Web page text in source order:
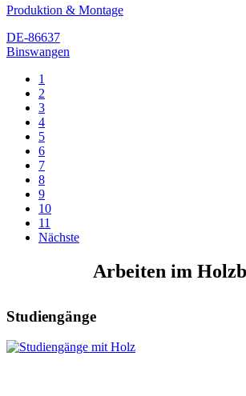
Produktion & Montage
DE-86637
Binswangen
1
2
3
4
5
6
7
8
9
10
11
Nächste
Arbeiten im
Studiengänge